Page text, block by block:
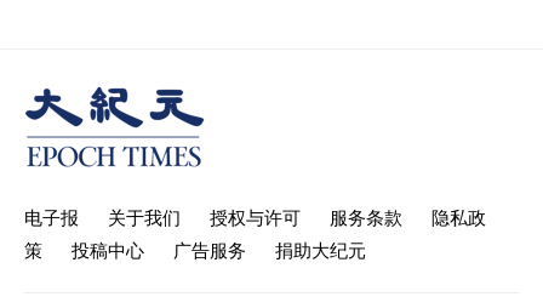
电子报 关于我们 授权与许可 服务条款
隐私政
策
投稿中心 广告服务 捐助大纪元